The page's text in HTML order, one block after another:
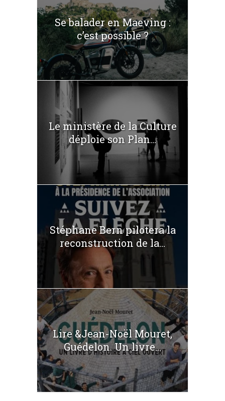
Se balader en Maeving :
c’est possible ?
Le ministère de la Culture
déploie son Plan...
Stéphane Bern pilotera la
reconstruction de la...
Lire &Jean-Noël Mouret,
Guédelon. Un livre...